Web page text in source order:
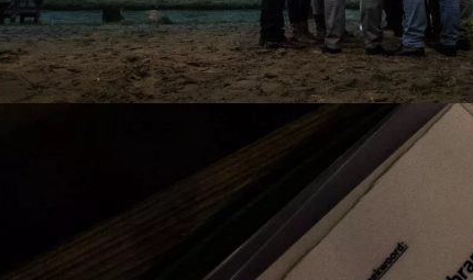
Teambuilding
2167 uitjes